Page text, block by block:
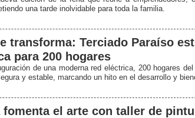
una tarde inolvidable para toda la familia.
transforma: Terciado Paraíso
para 200 hogares
de una moderna red eléctrica, 200 hogares
y estable, marcando un hito en el desarrollo y
fomenta el arte con taller de